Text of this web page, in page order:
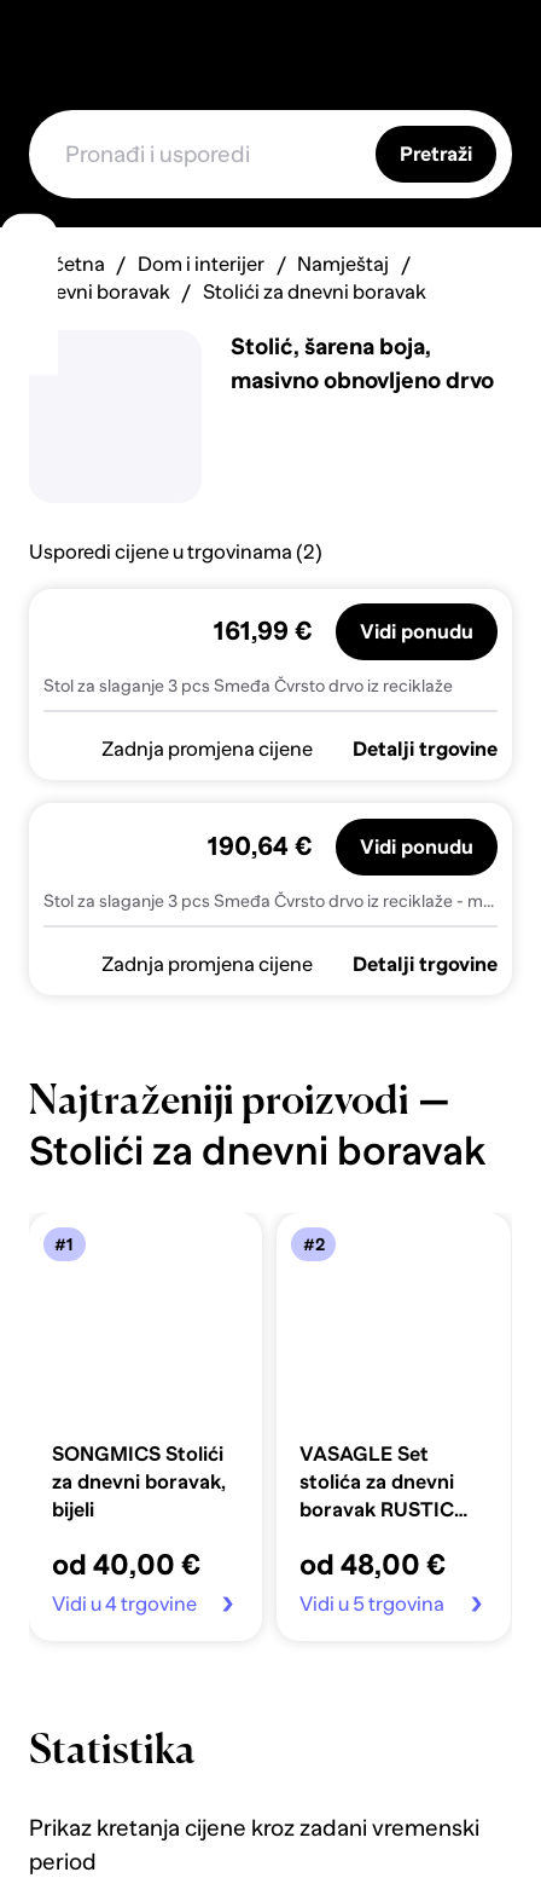
Pretraži
Početna Dom i interijer
Namještaj
Dnevni boravak
Stolići za dnevni boravak
Stolić, šarena boja,
masivno obnovljeno drvo
Usporedi cijene u trgovinama (2)
Stol za slaganje 3 pcs Smeđa Čvrsto drvo iz reciklaže
161,99 € Vidi ponudu
Zadnja promjena cijene Detalji trgovine
Stol za slaganje 3 pcs Smeđa Čvrsto drvo iz reciklaže - masivno obnovljeno drvo
190,64 € Vidi ponudu
Zadnja promjena cijene Detalji trgovine
Najtraženiji proizvodi —
Stolići za dnevni boravak
#1
SONGMICS Stolići
za dnevni boravak,
bijeli
od 40,00 €
Vidi u 4 trgovine
#2
VASAGLE Set
stolića za dnevni
boravak RUSTIC
od 48,00 €
Vidi u 5 trgovina
Statistika
Prikaz kretanja cijene kroz zadani vremenski
period